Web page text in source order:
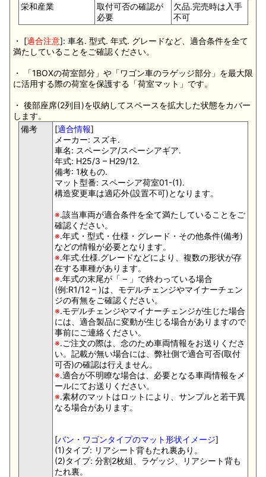
栄和産業
取付可否の確認が
必要
欠品.完売時は入手
不可
・ [適合注意]: 車名. 型式. 年式. グレードなど、適合条件を全て
満たしていることをご確認ください。
・ 「1BOXの荷室部分」や「ワゴン車のラゲッジ部分」を最大限
に活用する際の荷室を保護する「荷室マット」です。
・ 後部座席(2列目)を収納してスペースを拡大した状態をカバー
します。
備考
[適合情報]
メーカー: スズキ.
車名: スペーシア/スペーシアギア.
年式: H25/3 – H29/12.
備考: 1枚もの.
マット型番: スペーシア荷室01-(1).
構造変更車は適応外(設置不可)となります。
※.該当車両が適合条件を全て満たしていることをご
確認ください。
※.年式・型式・仕様・グレード・その他条件(備考)
などの情報が必要となります。
※.年式.仕様.グレードなどにより、複数の形状が存
在する車種があります。
※.年式の末尾が「 – 」で終わっている場合
(例:R1/12 – )は、モデルチェンジやマイナーチェン
ジの有無をご確認ください。
※.モデルチェンジやマイナーチェンジが生じた場合
には、適合製品に変動が生じる場合がありますので
事前にご連絡ください。
※.ご注文の際は、念のため車両情報をお送りくださ
い。記載が無い場合には、弊社側で適合可否(取付
可否)の確認は行えません。
※.適合が不明瞭な場合は、必要となる車両情報をメ
ールにてお送りください。
※.素材のマットはロットにより、サンプルと若干異
なる場合があります。
[バン・ワゴンタイプのマット形状イメージ]
(1)タイプ: リアシート背もたれ裏あり。
(2)タイプ: 分割2枚組、ラゲッジ、リアシート背も
たれ裏。